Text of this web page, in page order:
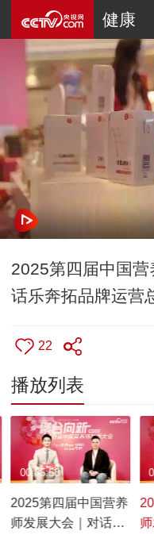
健康
2025第四届中国
话乐奔拓品牌运营
22
播放列表
2025第四届中国营养
师发展大会｜对话百
00:05:58